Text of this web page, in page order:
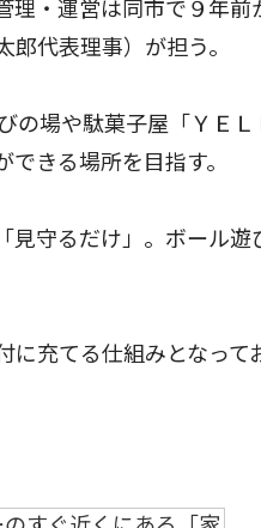
・運営は同市で９年前
代表理事）が担う。
場や駄菓子屋「ＹＥＬ
きる場所を目指す。
守るだけ」。ボール遊
充てる仕組みとなって